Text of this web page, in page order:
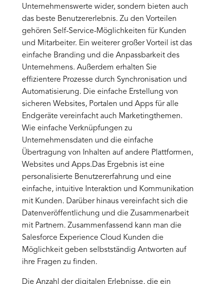
Unternehmenswerte wider, sondern bieten auch
das beste Benutzererlebnis. Zu den Vorteilen
gehören Self-Service-Möglichkeiten für Kunden
und Mitarbeiter. Ein weiterer großer Vorteil ist das
einfache Branding und die Anpassbarkeit des
Unternehmens. Außerdem erhalten Sie
effizientere Prozesse durch Synchronisation und
Automatisierung. Die einfache Erstellung von
sicheren Websites, Portalen und Apps für alle
Endgeräte vereinfacht auch Marketingthemen.
Wie einfache Verknüpfungen zu
Unternehmensdaten und die einfache
Übertragung von Inhalten auf andere Plattformen,
Websites und Apps.Das Ergebnis ist eine
personalisierte Benutzererfahrung und eine
einfache, intuitive Interaktion und Kommunikation
mit Kunden. Darüber hinaus vereinfacht sich die
Datenveröffentlichung und die Zusammenarbeit
mit Partnern. Zusammenfassend kann man die
Salesforce Experience Cloud Kunden die
Möglichkeit geben selbstständig Antworten auf
ihre Fragen zu finden.
Die Anzahl der digitalen Erlebnisse, die ein